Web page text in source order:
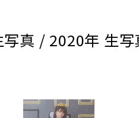
写真 / 2020年 生写